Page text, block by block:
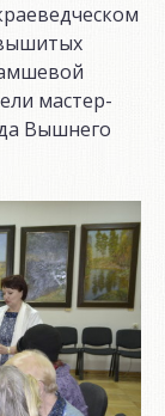
мастер-
Вышнего